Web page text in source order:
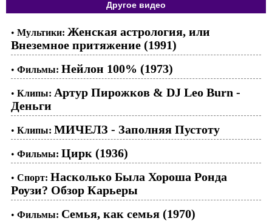
Другое видео
• Мультики: Женская астрология, или
Внеземное притяжение (1991)
• Фильмы: Нейлон 100% (1973)
• Клипы: Артур Пирожков & DJ Leo Burn -
Деньги
• Клипы: МИЧЕЛЗ - Заполняя Пустоту
• Фильмы: Цирк (1936)
• Спорт: Насколько Была Хороша Ронда
Роузи? Обзор Карьеры
• Фильмы: Семья, как семья (1970)